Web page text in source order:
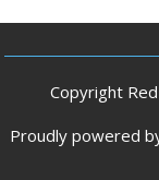
Copyright
Proudly powered